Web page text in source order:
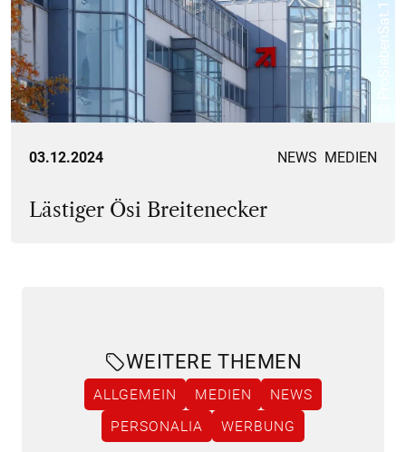
© ProSiebenSat.1
03.12.2024 NEWS MEDIEN
Lästiger Ösi Breitenecker
WEITERE THEMEN
ALLGEMEIN MEDIEN
NEWS
PERSONALIA
WERBUNG